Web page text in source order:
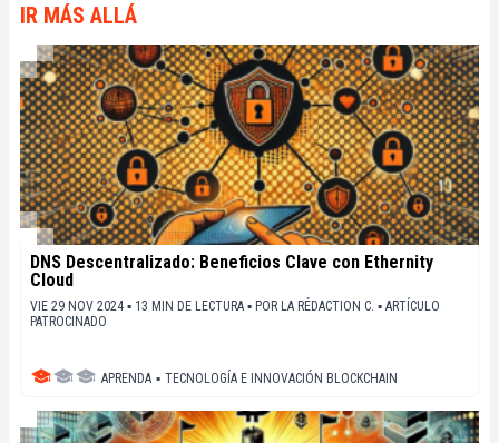
IR MÁS ALLÁ
DNS Descentralizado: Beneficios Clave con Ethernity
Cloud
VIE 29 NOV 2024 ▪ 13 MIN DE LECTURA ▪ POR LA RÉDACTION C. ▪ ARTÍCULO
PATROCINADO
APRENDA ▪ TECNOLOGÍA E INNOVACIÓN BLOCKCHAIN